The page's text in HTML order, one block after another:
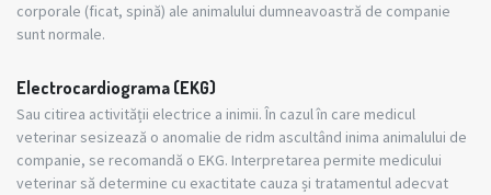
corporale (ficat, spină) ale animalului dumneavoastră de companie
sunt normale.
Electrocardiograma (EKG)
Sau citirea activității electrice a inimii. În cazul în care medicul
veterinar sesizează o anomalie de ridm ascultând inima animalului de
companie, se recomandă o EKG. Interpretarea permite medicului
veterinar să determine cu exactitate cauza și tratamentul adecvat